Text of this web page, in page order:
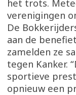
het trots.
verenigingen
De
aan de
zamelden ze
tegen Kanker.
sportieve
opnieuw een